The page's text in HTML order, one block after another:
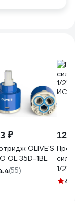
₽
OLIVE'S
OL 35D-1BL
(55)
125
1/2"
4.8